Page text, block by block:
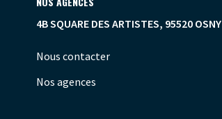
4B SQUARE DES ARTISTES, 95520 OSNY
Nous contacter
Nos agences